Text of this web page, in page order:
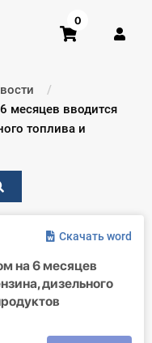
0
месяцев вводится
топлива и
Скачать word
на 6 месяцев
дизельного